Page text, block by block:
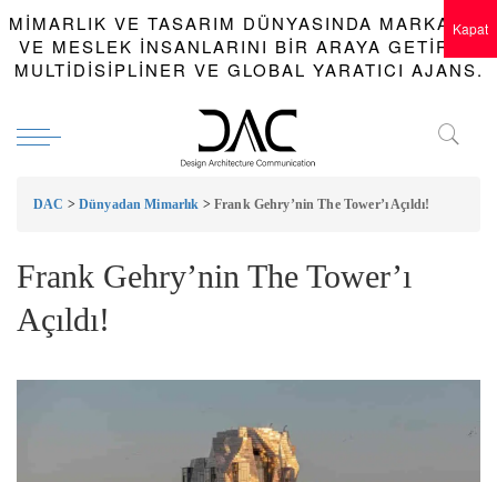
MIMARLIK VE TASARIM DÜNYASINDA MARKALAR
VE MESLEK INSANLARINI BIR ARAYA GETIREN
MULTIDISIPLINER VE GLOBAL YARATICI AJANS.
DAC > Dünyadan Mimarlık > Frank Gehry’nin The Tower’ı Açıldı!
Frank Gehry’nin The Tower’ı
Açıldı!
Kapat